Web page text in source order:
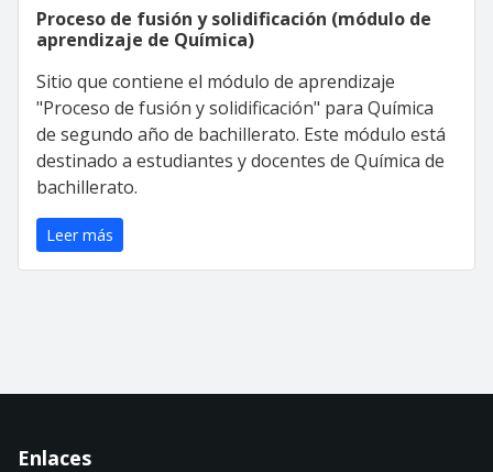
Proceso de fusión y solidificación (módulo de
aprendizaje de Química)
Sitio que contiene el módulo de aprendizaje
"Proceso de fusión y solidificación" para Química
de segundo año de bachillerato. Este módulo está
destinado a estudiantes y docentes de Química de
bachillerato.
Leer más
Enlaces